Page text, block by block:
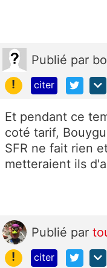
Publié par
!
citer
Et pendant ce
coté tarif,
SFR ne fait rien
metteraient ils
Publié par
!
citer